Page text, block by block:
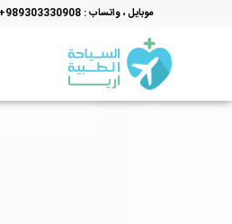
موبایل ، واتساب : 989303330908+